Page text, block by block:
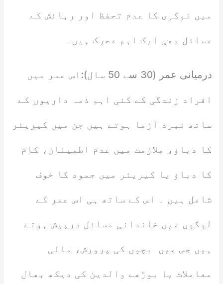
میں نوکری کا عدم تحفظ اور رہائش کے
مسائل بھی ایک اہم محرک ہیں۔
درمیانی عمر (30 سے 50 سال):اس عمر میں
افراد زندگی کے کئی اہم ذمہ داریوں کے
ساتھ نبرد آزما ہوتے ہیں جن میں کیریئر
کا دباؤ، ملازمت میں عدم اطمینان، کام
کا دباؤ یا کیریئر میں جمود کا خوف
شامل ہیں ۔ اس کے ساتھ ہی اس عمر کے
لوگوں میں خاندانی مسائل درپیش ہوتے
ہیں جس میں بچوں کی پرورش، مالی
معاملات یا بوڑھے والدین کی دیکھ بھال